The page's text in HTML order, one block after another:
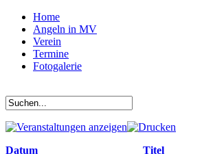
Home
Angeln in MV
Verein
Termine
Fotogalerie
Datum Titel